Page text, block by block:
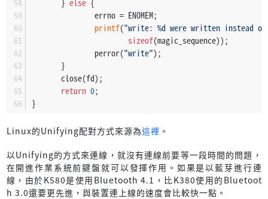
       }
else {
               errno = ENOMEM;
printf("write: %d were written instead
sizeof(magic_sequence));
               perror(
"write");
       }
       close(fd);
return 0;
}
Linux的Unifying配對方式來源為這裡 。
以Unifying的方式來連線，就沒有連線前要等一段時間的問題，
在開進作業系統前鍵盤就可以發揮作用。如果是以藍芽進行連
線，由於K580是使用Bluetooth 4.1，比K380使用的Bluetoot
h 3.0還要更先進，與裝置連上線的速度會比較快一點。